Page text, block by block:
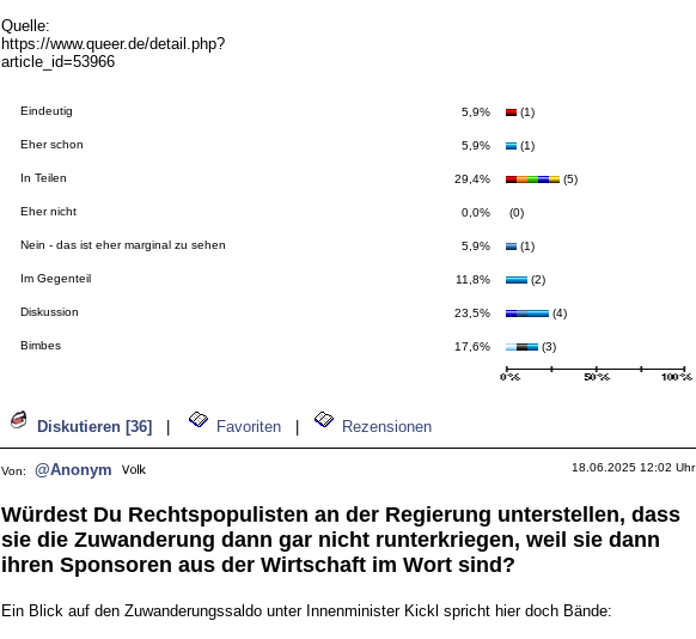
Quelle:
https://www.queer.de/detail.php?
article_id=53966
Eindeutig 5,9% (1)
Eher schon 5,9% (1)
In Teilen 29,4% (5)
Eher nicht 0,0% (0)
Nein - das ist eher marginal zu sehen 5,9% (1)
Im Gegenteil 11,8% (2)
Diskussion 23,5% (4)
Bimbes 17,6% (3)
Diskutieren [36] Favoriten Rezensionen
Von: @Anonym 18.06.2025 12:02 Uhr
Würdest Du Rechtspopulisten an der Regierung unterstellen, dass
sie die Zuwanderung dann gar nicht runterkriegen, weil sie dann
ihren Sponsoren aus der Wirtschaft im Wort sind?
Ein Blick auf den Zuwanderungssaldo unter Innenminister Kickl spricht hier doch Bände: